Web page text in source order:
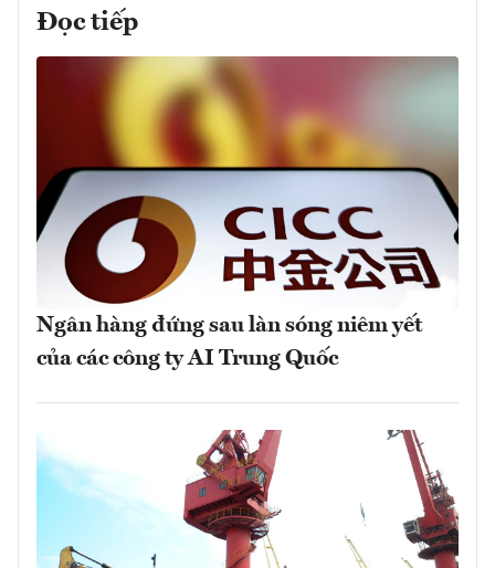
Đọc tiếp
Ngân hàng đứng sau làn sóng niêm yết
của các công ty AI Trung Quốc